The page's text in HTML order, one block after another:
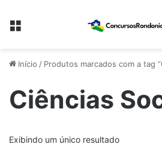
Menu
Início / Produtos marcados com a tag
Ciências
Exibindo um único resultado